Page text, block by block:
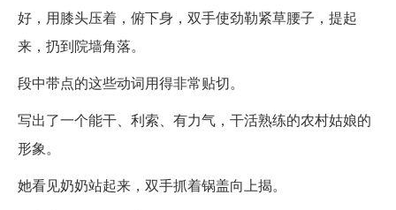
好，用膝头压着，俯下身，双手使劲勒紧草腰子，提起
来，扔到院墙角落。
段中带点的这些动词用得非常贴切。
写出了一个能干、利索、有力气，干活熟练的农村姑娘的
形象。
她看见奶奶站起来，双手抓着锅盖向上揭。